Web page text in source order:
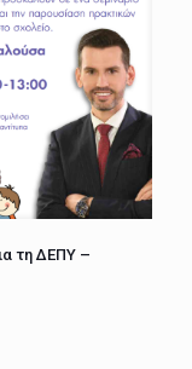
τη ΔΕΠΥ –